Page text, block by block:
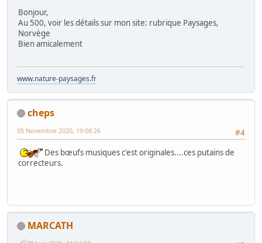
Bonjour,
Au 500, voir les détails sur mon site: rubrique Paysages,
Norvège
Bien amicalement
www.nature-paysages.fr
cheps
#4
05 Novembre 2020, 19:08:26
Des bœufs musiques c'est originales....ces putains de
correcteurs.
MARCATH